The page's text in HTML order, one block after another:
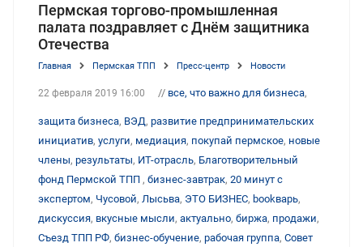
Пермская торгово-промышленная
палата поздравляет с Днём защитника
Отечества
Главная Пермская ТПП Пресс-центр Новости
22 февраля 2019 16:00 // все, что важно для бизнеса,
защита бизнеса, ВЭД, развитие предпринимательских
инициатив, услуги, медиация, покупай пермское, новые
члены, результаты, ИТ-отрасль, Благотворительный
фонд Пермской ТПП , бизнес-завтрак, 20 минут с
экспертом, Чусовой, Лысьва, ЭТО БИЗНЕС, bookварь,
дискуссия, вкусные мысли, актуально, биржа, продажи,
Съезд ТПП РФ, бизнес-обучение, рабочая группа, Совет